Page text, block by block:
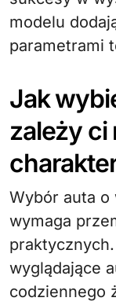
modelu
parametrami
Jak
zależy ci
Wybór auta
wymaga
wyglądające
codziennego